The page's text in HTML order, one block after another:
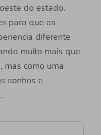
do estado.
para que as
diferente
muito mais que
mas como uma
sonhos e